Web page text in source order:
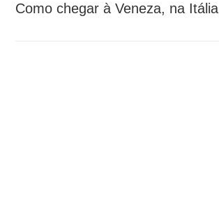
Como chegar à Veneza, na Itália